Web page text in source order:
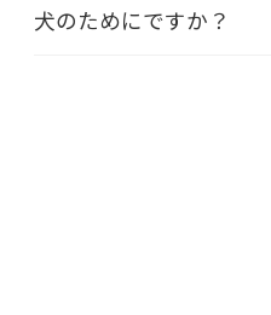
犬のためにですか？